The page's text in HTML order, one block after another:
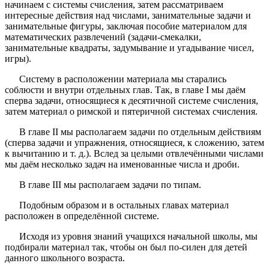
начинаем с системы счисления, затем рассматриваем
интересные действия над числами, занимательные задачи и
занимательные фигуры, заключая пособие материалом для
математических развлечений (задачи-смекалки,
занимательные квадраты, задумывание и угадывание чисел,
игры).
Систему в расположении материала мы старались
соблюсти и внутри отдельных глав. Так, в главе I мы даём
сперва задачи, относящиеся к десятичной системе счисления,
затем материал о римской и пятеричной системах счисления.
В главе II мы располагаем задачи по отдельным действиям
(сперва задачи и упражнения, относящиеся, к сложению, затем
к вычитанию и т. д.). Вслед за целыми отвлечёнными числами
мы даём несколько задач на именованные числа и дроби.
В главе III мы располагаем задачи по типам.
Подобным образом и в остальных главах материал
расположен в определённой системе.
Исходя из уровня знаний учащихся начальной школы, мы
подбирали материал так, чтобы он был по-силен для детей
данного школьного возраста.